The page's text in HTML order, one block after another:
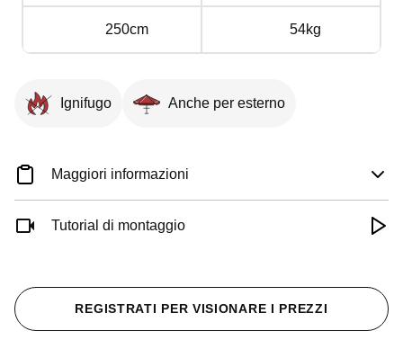
250cm 54kg
Ignifugo Anche per esterno
Maggiori informazioni
Tutorial di montaggio
REGISTRATI PER VISIONARE I PREZZI